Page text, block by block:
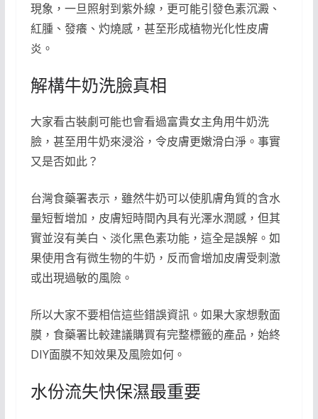
現象，一旦照射到紫外線，更可能引發色素沉澱、
紅腫、發癢、灼燒感，甚至形成植物光化性皮膚
炎。
解構牛奶洗臉真相
大家看古裝劇可能也會看過富貴女主角用牛奶洗
臉，甚至用牛奶來浸浴，令皮膚更嫩滑白淨。事實
又是否如此？
台灣食藥署表示，雖然牛奶可以使肌膚角質的含水
量短暫增加，皮膚短時間內具有光澤水潤感，但其
實並沒有美白、淡化黑色素功能，這全是誤解。如
果使用含有微生物的牛奶，反而會增加皮膚受刺激
或出現過敏的風險。
所以大家不要相信這些錯誤資訊。如果大家想敷面
膜，食藥署比較建議購買有完整標籤的產品，始終
DIY面膜不知效果及風險如何。
水份流失快保濕最重要